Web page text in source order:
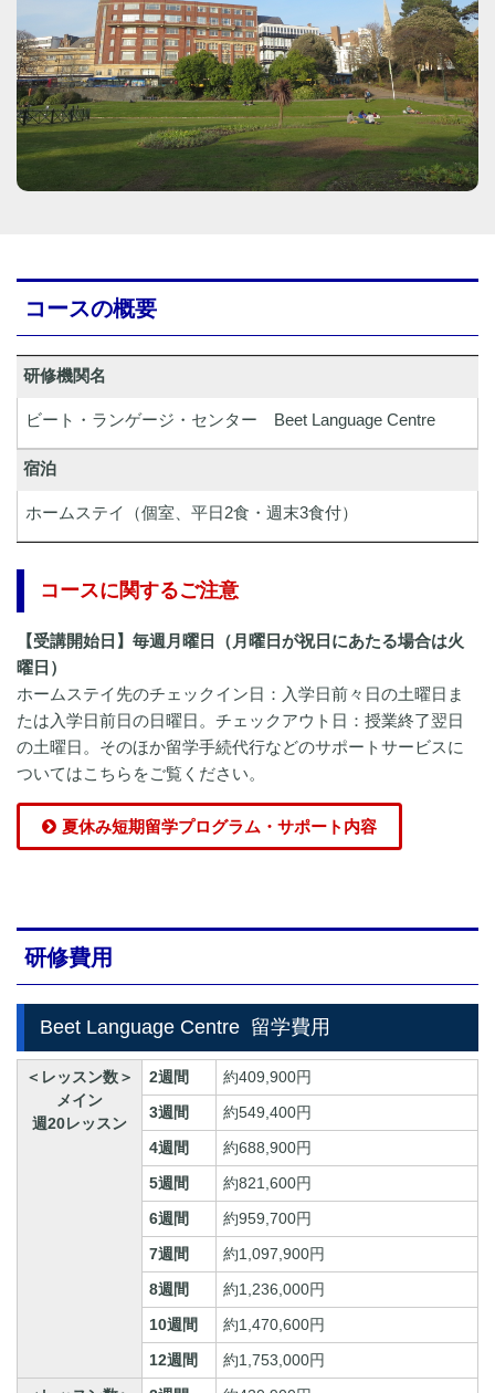
コースの概要
研修機関名
ビート・ランゲージ・センター Beet Language Centre
宿泊
ホームステイ（個室、平日2食・週末3食付）
コースに関するご注意
【受講開始日】毎週月曜日（月曜日が祝日にあたる場合は火
曜日）
ホームステイ先のチェックイン日：入学日前々日の土曜日ま
たは入学日前日の日曜日。チェックアウト日：授業終了翌日
の土曜日。そのほか留学手続代行などのサポートサービスに
ついてはこちらをご覧ください。
夏休み短期留学プログラム・サポート内容
研修費用
Beet Language Centre 留学費用
＜レッスン数＞
メイン
週20レッスン
2週間
約409,900円
3週間
約549,400円
4週間
約688,900円
5週間
約821,600円
6週間
約959,700円
7週間
約1,097,900円
8週間
約1,236,000円
10週間
約1,470,600円
12週間
約1,753,000円